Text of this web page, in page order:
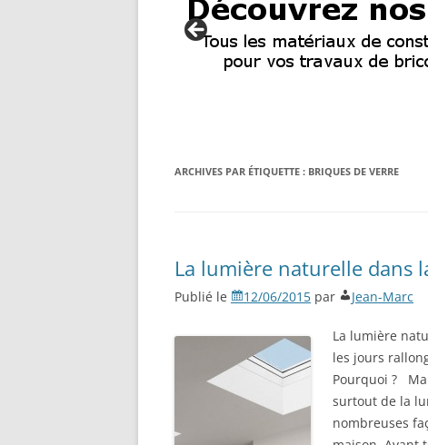
ARCHIVES PAR ÉTIQUETTE : BRIQUES DE VERRE
La lumière naturelle dans
Publié le 12/06/2015 par Jean-Marc
La lumière
les jours
Pourquoi ?
surtout de la
nombreuses